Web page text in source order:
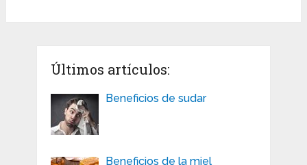
Últimos artículos:
Beneficios de sudar
Beneficios de la miel